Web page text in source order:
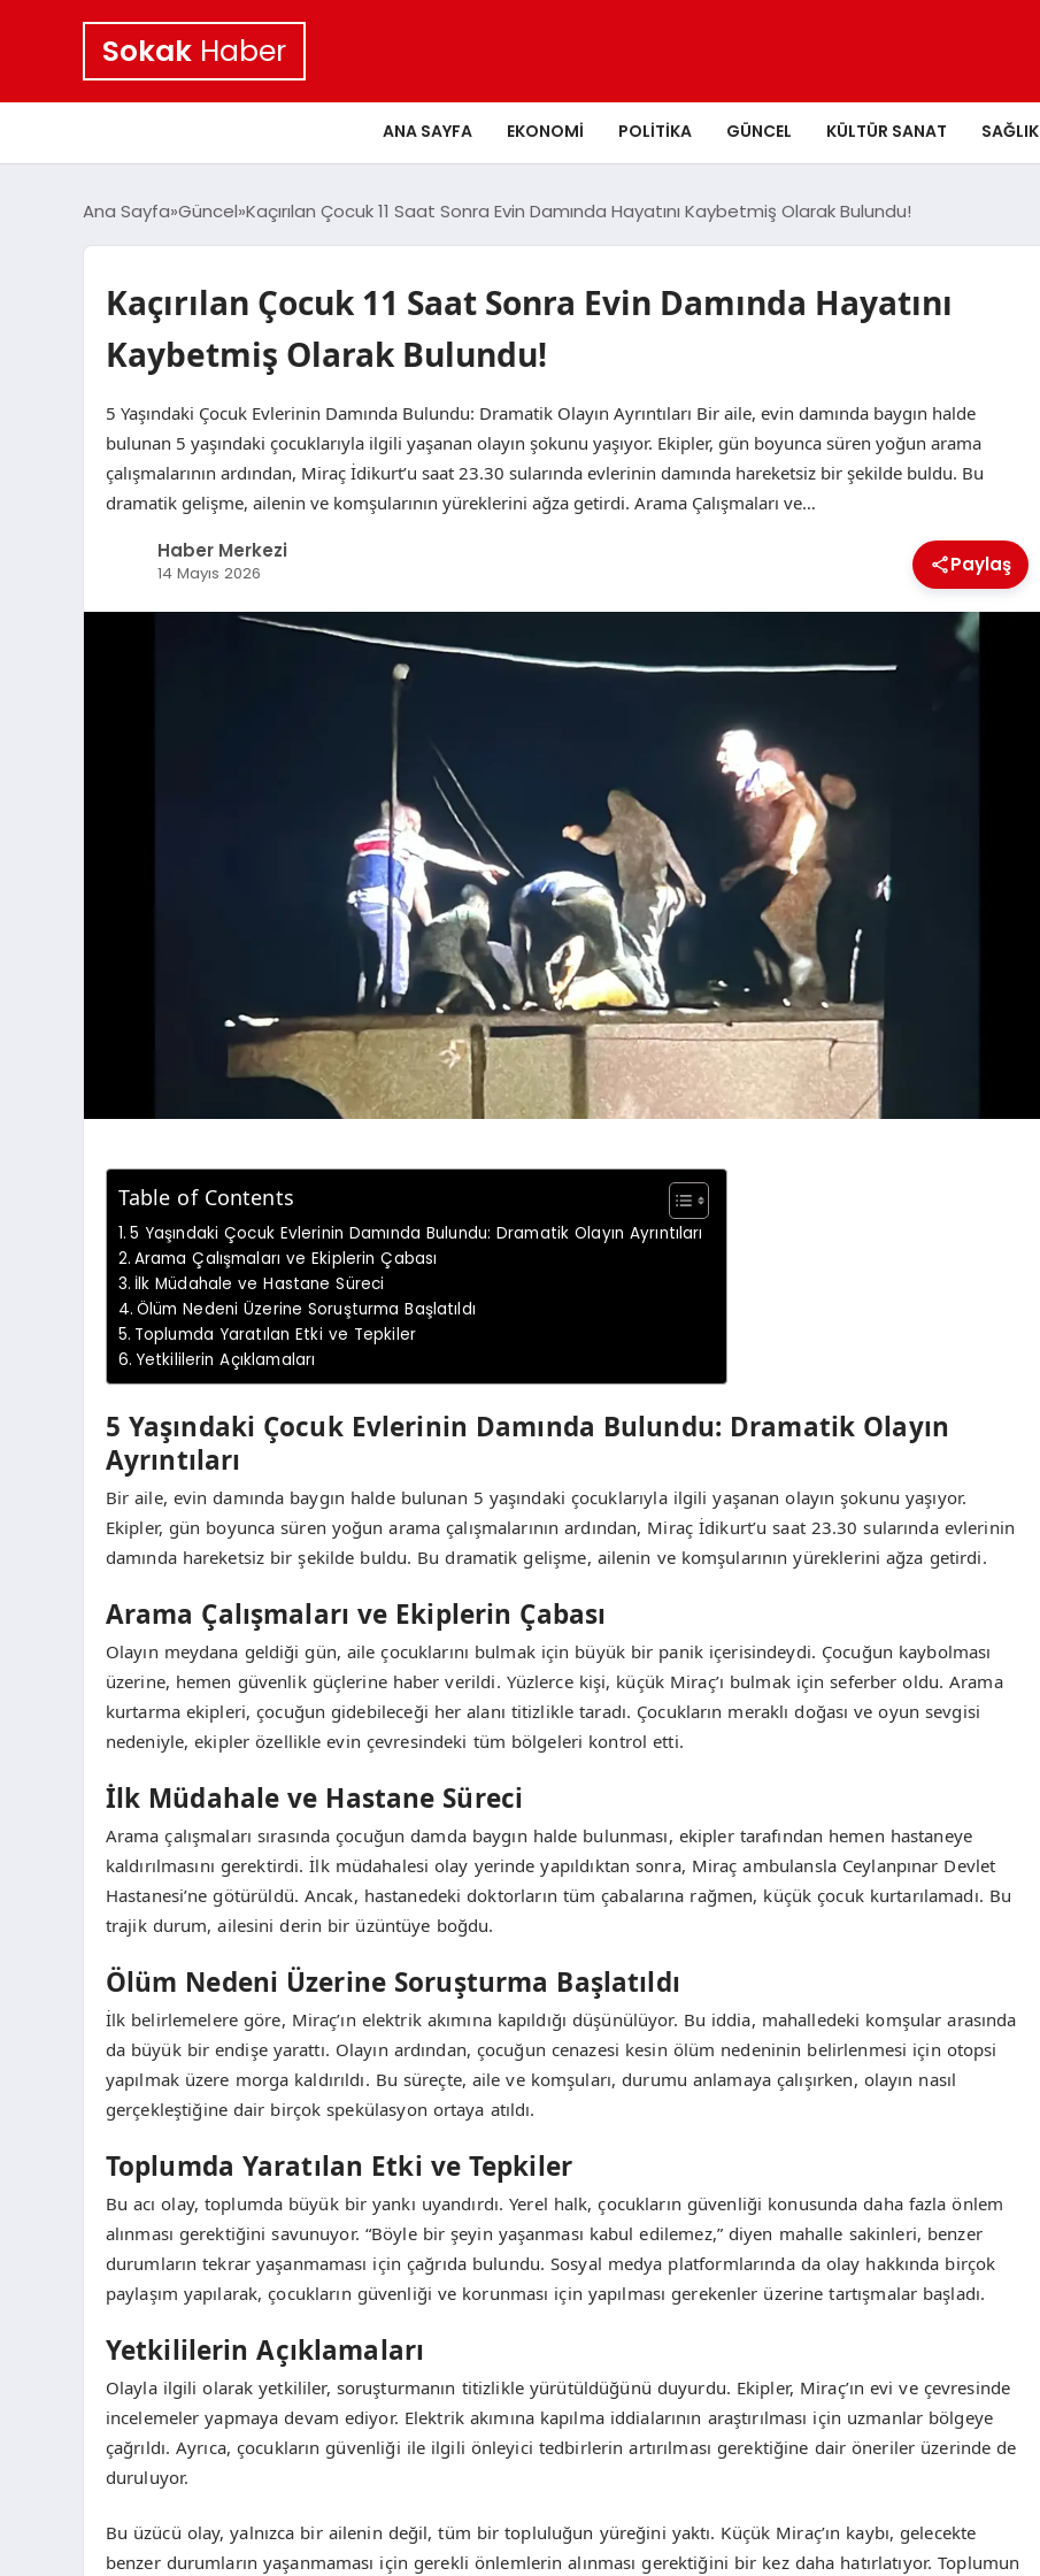
Sokak Haber
ANA SAYFA EKONOMI POLITIKA GÜNCEL KÜLTÜR SANAT SAĞLIK
Ana Sayfa Güncel Kaçırılan Çocuk 11 Saat Sonra Evin Damında Hayatını Kaybetmiş Olarak Bulundu!
Kaçırılan Çocuk 11 Saat Sonra Evin Damında Hayatını
Kaybetmiş Olarak Bulundu!
5 Yaşındaki Çocuk Evlerinin Damında Bulundu: Dramatik Olayın Ayrıntıları Bir aile, evin damında baygın halde
bulunan 5 yaşındaki çocuklarıyla ilgili yaşanan olayın şokunu yaşıyor. Ekipler, gün boyunca süren yoğun arama
çalışmalarının ardından, Miraç İdikurt’u saat 23.30 sularında evlerinin damında hareketsiz bir şekilde buldu. Bu
dramatik gelişme, ailenin ve komşularının yüreklerini ağza getirdi. Arama Çalışmaları ve…
Haber Merkezi
14 Mayıs 2026 Paylaş
Table of Contents
5 Yaşındaki Çocuk Evlerinin Damında Bulundu: Dramatik Olayın Ayrıntıları
Arama Çalışmaları ve Ekiplerin Çabası
İlk Müdahale ve Hastane Süreci
Ölüm Nedeni Üzerine Soruşturma Başlatıldı
Toplumda Yaratılan Etki ve Tepkiler
Yetkililerin Açıklamaları
5 Yaşındaki Çocuk Evlerinin Damında Bulundu: Dramatik Olayın
Ayrıntıları
Bir aile, evin damında baygın halde bulunan 5 yaşındaki çocuklarıyla ilgili yaşanan olayın şokunu yaşıyor.
Ekipler, gün boyunca süren yoğun arama çalışmalarının ardından, Miraç İdikurt’u saat 23.30 sularında evlerinin
damında hareketsiz bir şekilde buldu. Bu dramatik gelişme, ailenin ve komşularının yüreklerini ağza getirdi.
Arama Çalışmaları ve Ekiplerin Çabası
Olayın meydana geldiği gün, aile çocuklarını bulmak için büyük bir panik içerisindeydi. Çocuğun kaybolması
üzerine, hemen güvenlik güçlerine haber verildi. Yüzlerce kişi, küçük Miraç’ı bulmak için seferber oldu. Arama
kurtarma ekipleri, çocuğun gidebileceği her alanı titizlikle taradı. Çocukların meraklı doğası ve oyun sevgisi
nedeniyle, ekipler özellikle evin çevresindeki tüm bölgeleri kontrol etti.
İlk Müdahale ve Hastane Süreci
Arama çalışmaları sırasında çocuğun damda baygın halde bulunması, ekipler tarafından hemen hastaneye
kaldırılmasını gerektirdi. İlk müdahalesi olay yerinde yapıldıktan sonra, Miraç ambulansla Ceylanpınar Devlet
Hastanesi’ne götürüldü. Ancak, hastanedeki doktorların tüm çabalarına rağmen, küçük çocuk kurtarılamadı. Bu
trajik durum, ailesini derin bir üzüntüye boğdu.
Ölüm Nedeni Üzerine Soruşturma Başlatıldı
İlk belirlemelere göre, Miraç’ın elektrik akımına kapıldığı düşünülüyor. Bu iddia, mahalledeki komşular arasında
da büyük bir endişe yarattı. Olayın ardından, çocuğun cenazesi kesin ölüm nedeninin belirlenmesi için otopsi
yapılmak üzere morga kaldırıldı. Bu süreçte, aile ve komşuları, durumu anlamaya çalışırken, olayın nasıl
gerçekleştiğine dair birçok spekülasyon ortaya atıldı.
Toplumda Yaratılan Etki ve Tepkiler
Bu acı olay, toplumda büyük bir yankı uyandırdı. Yerel halk, çocukların güvenliği konusunda daha fazla önlem
alınması gerektiğini savunuyor. “Böyle bir şeyin yaşanması kabul edilemez,” diyen mahalle sakinleri, benzer
durumların tekrar yaşanmaması için çağrıda bulundu. Sosyal medya platformlarında da olay hakkında birçok
paylaşım yapılarak, çocukların güvenliği ve korunması için yapılması gerekenler üzerine tartışmalar başladı.
Yetkililerin Açıklamaları
Olayla ilgili olarak yetkililer, soruşturmanın titizlikle yürütüldüğünü duyurdu. Ekipler, Miraç’ın evi ve çevresinde
incelemeler yapmaya devam ediyor. Elektrik akımına kapılma iddialarının araştırılması için uzmanlar bölgeye
çağrıldı. Ayrıca, çocukların güvenliği ile ilgili önleyici tedbirlerin artırılması gerektiğine dair öneriler üzerinde de
duruluyor.
Bu üzücü olay, yalnızca bir ailenin değil, tüm bir topluluğun yüreğini yaktı. Küçük Miraç’ın kaybı, gelecekte
benzer durumların yaşanmaması için gerekli önlemlerin alınması gerektiğini bir kez daha hatırlatıyor. Toplumun